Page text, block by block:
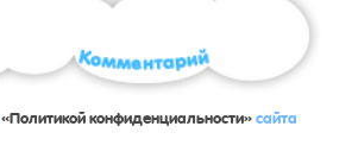
«Политикой конфиденциальности»сайта